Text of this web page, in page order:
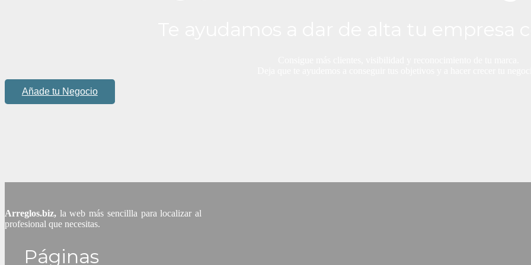
Añade tu Negocio
Arreglos.biz, la web más sencillla para localizar al
profesional que necesitas.
Páginas